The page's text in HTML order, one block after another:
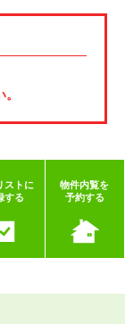
ストに
する
物件内覧を
予約する